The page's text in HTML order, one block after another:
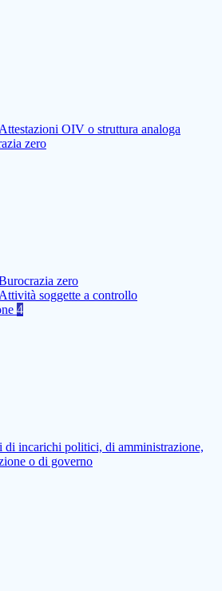
Attestazioni OIV o struttura analoga
zero
zero
Attività soggette a controllo
4
di incarichi politici, di amministrazione,
o di governo